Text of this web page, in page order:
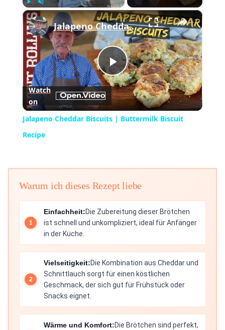
Play Fullscreen ×
Play
Video
Jalapeno Cheddar Biscuits | Buttermilk Biscuit Recipe
Watch
on
Jalapeno Cheddar Biscuits | Buttermilk Biscuit
Recipe
Warum ich dieses Rezept liebe
Einfachheit:Die Zubereitung dieser Brötchen
ist schnell und unkompliziert, ideal für Anfänger
in der Küche.
Vielseitigkeit:Die Kombination aus Cheddar und
Schnittlauch sorgt für einen köstlichen
Geschmack, der sich gut für Frühstück oder
Snacks eignet.
Wärme und Komfort:Die Brötchen sind perfekt,